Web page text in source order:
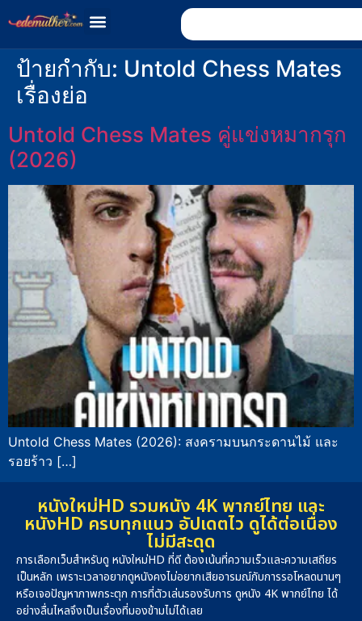
ป้ายกำกับ: Untold Chess Mates
เรื่องย่อ
Untold Chess Mates คู่แข่งหมากรุก
(2026)
Untold Chess Mates (2026): สงครามบนกระดานไม้ และ
รอยร้าว […]
หนังใหม่HD รวมหนัง 4K พากย์ไทย และ
หนังHD ครบทุกแนว อัปเดตไว ดูได้ต่อเนื่อง
ไม่มีสะดุด
การเลือกเว็บสำหรับดู หนังใหม่HD ที่ดี ต้องเน้นที่ความเร็วและความเสถียร
เป็นหลัก เพราะเวลาอยากดูหนังคงไม่อยากเสียอารมณ์กับการรอโหลดนานๆ
หรือเจอปัญหาภาพกระตุก การที่ตัวเล่นรองรับการ ดูหนัง 4K พากย์ไทย ได้
อย่างลื่นไหลจึงเป็นเรื่องที่มองข้ามไม่ได้เลย